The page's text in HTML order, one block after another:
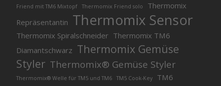
Friend mit TM6 Mixtopf Thermomix Friend solo
Thermomix
Repräsentantin Thermomix Sensor
Thermomix Spiralschneider Thermomix TM6
Diamantschwarz Thermomix Gemüse
Styler Thermomix® Gemüse Styler
Thermomix® Welle für TM5 und TM6 TM5 Cook-Key
TM6